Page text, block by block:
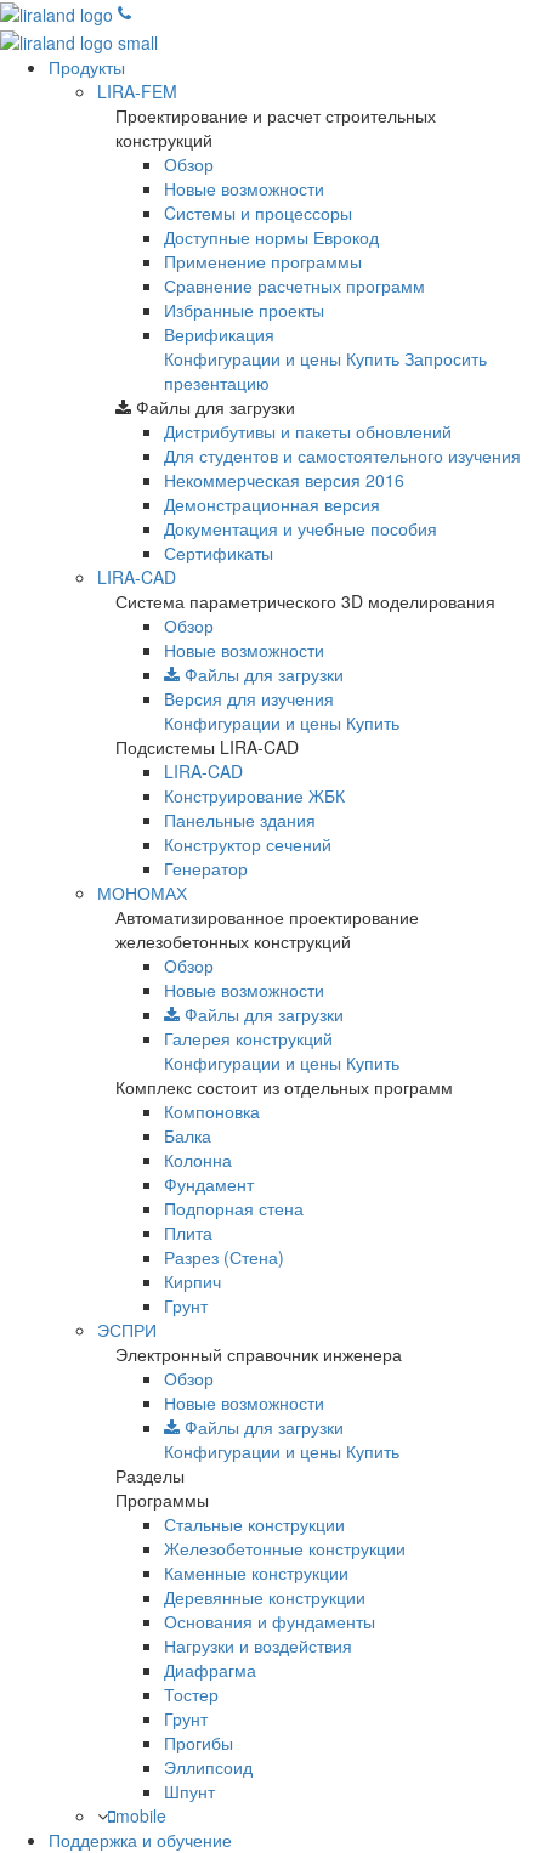
Продукты
LIRA-FEM
Проектирование и расчет строительных
конструкций
Обзор
Новые возможности
Cистемы и процессоры
Доступные нормы Еврокод
Применение программы
Сравнение расчетных программ
Избранные проекты
Верификация
Конфигурации и цены Купить Запросить
презентацию
Файлы для загрузки
Дистрибутивы и пакеты обновлений
Для студентов и самостоятельного изучения
Некоммерческая версия 2016
Демонстрационная версия
Документация и учебные пособия
Сертификаты
LIRA-CAD
Система параметрического 3D моделирования
Обзор
Новые возможности
Файлы для загрузки
Версия для изучения
Конфигурации и цены Купить
Подсистемы LIRA-CAD
LIRA-CAD
Конструирование ЖБК
Панельные здания
Конструктор сечений
Генератор
МОНОМАХ
Автоматизированное проектирование
железобетонных конструкций
Обзор
Новые возможности
Файлы для загрузки
Галерея конструкций
Конфигурации и цены Купить
Комплекс состоит из отдельных программ
Компоновка
Балка
Колонна
Фундамент
Подпорная стена
Плита
Разрез (Стена)
Кирпич
Грунт
ЭСПРИ
Электронный справочник инженера
Обзор
Новые возможности
Файлы для загрузки
Конфигурации и цены Купить
Разделы
Программы
Стальные конструкции
Железобетонные конструкции
Каменные конструкции
Деревянные конструкции
Основания и фундаменты
Нагрузки и воздействия
Диафрагма
Тостер
Грунт
Прогибы
Эллипсоид
Шпунт
mobile
Поддержка и обучение